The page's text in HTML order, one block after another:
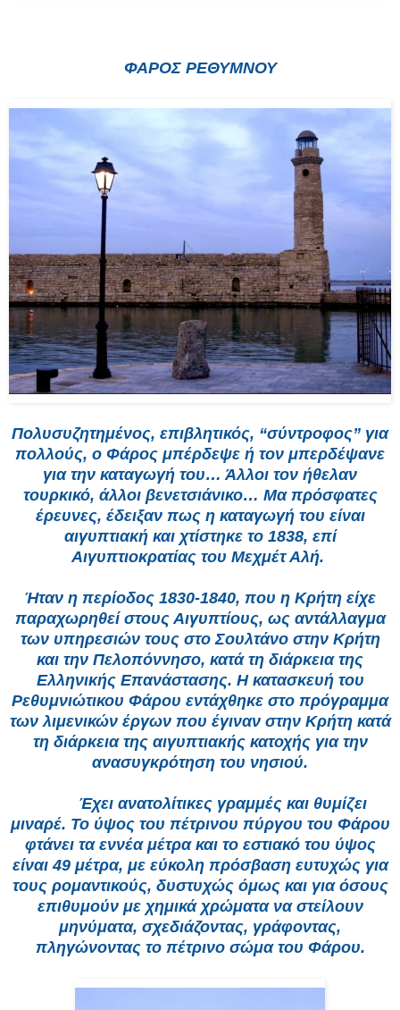
ΦΑΡΟΣ ΡΕΘΥΜΝΟΥ
Πολυσυζητημένος, επιβλητικός, “σύντροφος” για
πολλούς, ο Φάρος μπέρδεψε ή τον μπερδέψανε
για την καταγωγή του… Άλλοι τον ήθελαν
τουρκικό, άλλοι βενετσιάνικο… Μα πρόσφατες
έρευνες, έδειξαν πως η καταγωγή του είναι
αιγυπτιακή και χτίστηκε το 1838, επί
Αιγυπτιοκρατίας του Μεχμέτ Αλή.
Ήταν η περίοδος 1830-1840, που η Κρήτη είχε
παραχωρηθεί στους Αιγυπτίους, ως αντάλλαγμα
των υπηρεσιών τους στο Σουλτάνο στην Κρήτη
και την Πελοπόννησο, κατά τη διάρκεια της
Ελληνικής Επανάστασης. Η κατασκευή του
Ρεθυμνιώτικου Φάρου εντάχθηκε στο πρόγραμμα
των λιμενικών έργων που έγιναν στην Κρήτη κατά
τη διάρκεια της αιγυπτιακής κατοχής για την
ανασυγκρότηση του νησιού.
Έχει ανατολίτικες γραμμές και θυμίζει
μιναρέ. Το ύψος του πέτρινου πύργου του Φάρου
φτάνει τα εννέα μέτρα και το εστιακό του ύψος
είναι 49 μέτρα, με εύκολη πρόσβαση ευτυχώς για
τους ρομαντικούς, δυστυχώς όμως και για όσους
επιθυμούν με χημικά χρώματα να στείλουν
μηνύματα, σχεδιάζοντας, γράφοντας,
πληγώνοντας το πέτρινο σώμα του Φάρου.